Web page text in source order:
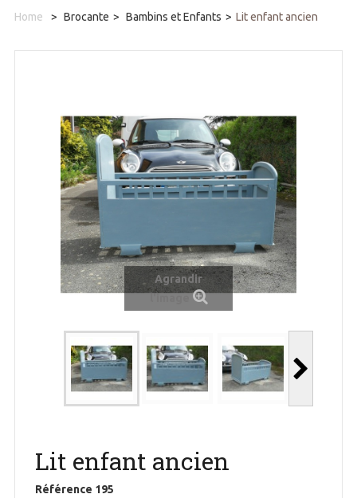
Home > Brocante > Bambins et Enfants > Lit enfant ancien
Agrandir
Lit enfant ancien
Référence 195